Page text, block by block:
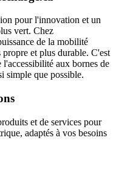
pour l'innovation et un
vert. Chez
de la mobilité
et plus durable. C'est
aux bornes de
simple que possible.
et de services pour
adaptés à vos besoins